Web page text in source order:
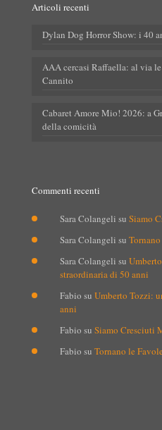
Articoli recenti
Dylan Dog Horror Show: i 40
AAA cercasi Raffaella: al via
Cannito
Cabaret Amore Mio! 2026: a
della comicità
Commenti recenti
Sara Colangeli su Siamo
Sara Colangeli su
Sara Colangeli su
straordinaria di 50 anni
Fabio su Umberto Tozzi:
anni
Fabio su Siamo Cresciuti
Fabio su Tornano le